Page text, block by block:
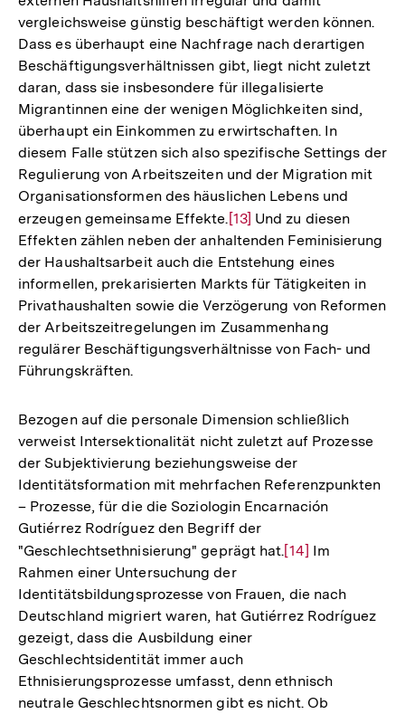
vergleichsweise günstig beschäftigt werden können.
Dass es überhaupt eine Nachfrage nach derartigen
Beschäftigungsverhältnissen gibt, liegt nicht zuletzt
daran, dass sie insbesondere für illegalisierte
Migrantinnen eine der wenigen Möglichkeiten sind,
überhaupt ein Einkommen zu erwirtschaften. In
diesem Falle stützen sich also spezifische Settings der
Regulierung von Arbeitszeiten und der Migration mit
Organisationsformen des häuslichen Lebens und
erzeugen gemeinsame Effekte. Zur
Auflösung
der
Fußnote
[13] Und zu diesen
Effekten zählen neben der anhaltenden Feminisierung
der Haushaltsarbeit auch die Entstehung eines
informellen, prekarisierten Markts für Tätigkeiten in
Privathaushalten sowie die Verzögerung von Reformen
der Arbeitszeitregelungen im Zusammenhang
regulärer Beschäftigungsverhältnisse von Fach- und
Führungskräften.
Bezogen auf die personale Dimension schließlich
verweist Intersektionalität nicht zuletzt auf Prozesse
der Subjektivierung beziehungsweise der
Identitätsformation mit mehrfachen Referenzpunkten
– Prozesse, für die die Soziologin Encarnación
Gutiérrez Rodríguez den Begriff der
"Geschlechtsethnisierung" geprägt hat.Zur
der
Fußnote
[14] Im
Rahmen einer Untersuchung der
Identitätsbildungsprozesse von Frauen, die nach
Deutschland migriert waren, hat Gutiérrez Rodríguez
gezeigt, dass die Ausbildung einer
Geschlechtsidentität immer auch
Ethnisierungsprozesse umfasst, denn ethnisch
neutrale Geschlechtsnormen gibt es nicht. Ob